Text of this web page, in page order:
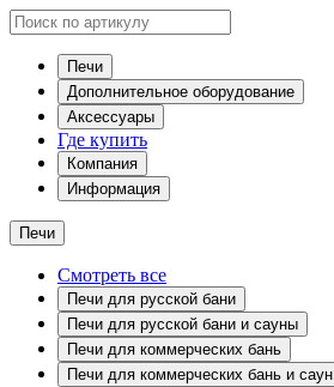
Печи
Дополнительное оборудование
Аксессуары
Где купить
Компания
Информация
Печи
Смотреть все
Печи для русской бани
Печи для русской бани и сауны
Печи для коммерческих бань
Печи для коммерческих бань и саун